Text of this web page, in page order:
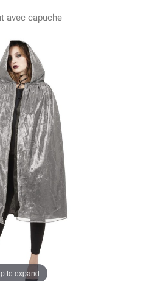
avec capuche
to expand